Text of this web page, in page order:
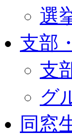
選
支部
支
グ
同窓